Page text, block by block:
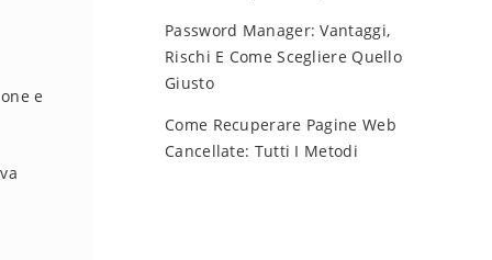
e
Password Manager: Vantaggi,
Rischi E Come Scegliere Quello
Giusto
Come Recuperare Pagine Web
Cancellate: Tutti I Metodi